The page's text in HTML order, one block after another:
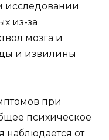
исследовании
из-за
мозга и
и извилины
при
психическое
наблюдается от